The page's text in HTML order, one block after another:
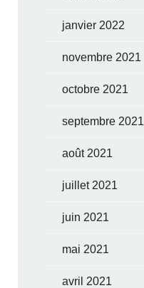
janvier 2022
novembre 2021
octobre 2021
septembre 2021
août 2021
juillet 2021
juin 2021
mai 2021
avril 2021